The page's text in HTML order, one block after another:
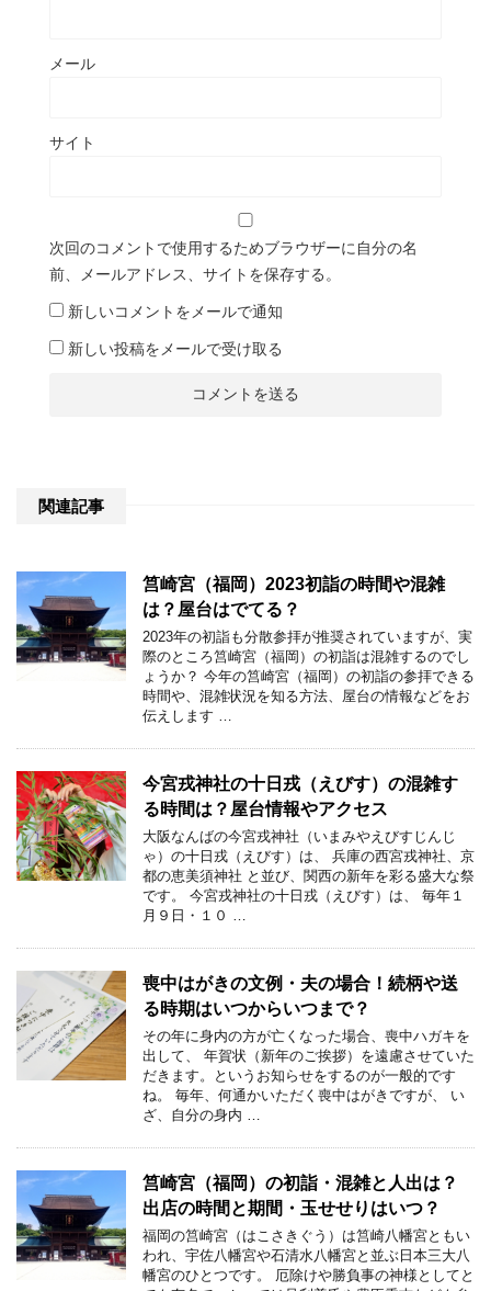
メール
サイト
次回のコメントで使用するためブラウザーに自分の名
前、メールアドレス、サイトを保存する。
新しいコメントをメールで通知
新しい投稿をメールで受け取る
関連記事
筥崎宮（福岡）2023初詣の時間や混雑
は？屋台はでてる？
2023年の初詣も分散参拝が推奨されていますが、実
際のところ筥崎宮（福岡）の初詣は混雑するのでし
ょうか？ 今年の筥崎宮（福岡）の初詣の参拝できる
時間や、混雑状況を知る方法、屋台の情報などをお
伝えします …
今宮戎神社の十日戎（えびす）の混雑す
る時間は？屋台情報やアクセス
大阪なんばの今宮戎神社（いまみやえびすじんじ
ゃ）の十日戎（えびす）は、 兵庫の西宮戎神社、京
都の恵美須神社 と並び、関西の新年を彩る盛大な祭
です。 今宮戎神社の十日戎（えびす）は、 毎年１
月９日・１０ …
喪中はがきの文例・夫の場合！続柄や送
る時期はいつからいつまで？
その年に身内の方が亡くなった場合、喪中ハガキを
出して、 年賀状（新年のご挨拶）を遠慮させていた
だきます。というお知らせをするのが一般的です
ね。 毎年、何通かいただく喪中はがきですが、 い
ざ、自分の身内 …
筥崎宮（福岡）の初詣・混雑と人出は？
出店の時間と期間・玉せせりはいつ？
福岡の筥崎宮（はこさきぐう）は筥崎八幡宮ともい
われ、宇佐八幡宮や石清水八幡宮と並ぶ日本三大八
幡宮のひとつです。 厄除けや勝負事の神様としてと